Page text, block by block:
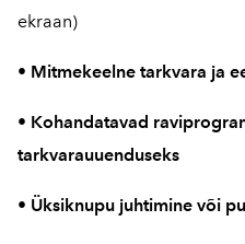
ekraan)
• Mitmekeelne tarkvara ja
• Kohandatavad
tarkvarauuenduseks
• Üksiknupu juhtimine või